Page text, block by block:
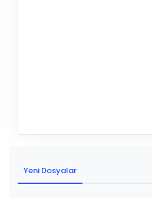
Yeni Dosyalar